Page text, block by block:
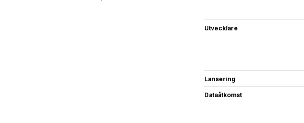
Utvecklare
Lansering
Dataåtkomst